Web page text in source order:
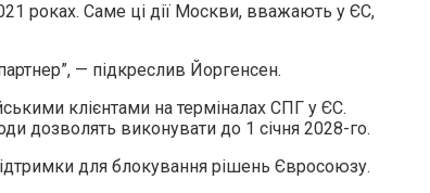
роках. Саме ці дії Москви, вважають у ЄС,
— підкреслив Йоргенсен.
клієнтами на терміналах СПГ у ЄС.
дозволять виконувати до 1 січня 2028-го.
для блокування рішень Євросоюзу.